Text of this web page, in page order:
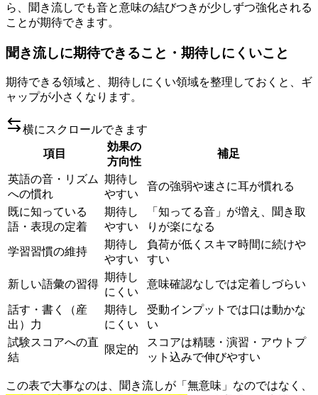
ら、聞き流しでも音と意味の結びつきが少しずつ強化される
ことが期待できます。
聞き流しに期待できること・期待しにくいこと
期待できる領域と、期待しにくい領域を整理しておくと、ギ
ャップが小さくなります。
横にスクロールできます
項目
効果の
方向性
補足
英語の音・リズム
への慣れ
期待し
やすい
音の強弱や速さに耳が慣れる
既に知っている
語・表現の定着
期待し
やすい
「知ってる音」が増え、聞き取
りが楽になる
学習習慣の維持
期待し
やすい
負荷が低くスキマ時間に続けや
すい
新しい語彙の習得
期待し
にくい
意味確認なしでは定着しづらい
話す・書く（産
出）力
期待し
にくい
受動インプットでは口は動かな
い
試験スコアへの直
結
限定的
スコアは精聴・演習・アウトプ
ット込みで伸びやすい
この表で大事なのは、聞き流しが「無意味」なのではなく、